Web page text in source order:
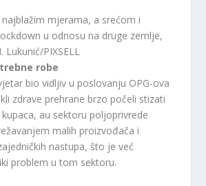
mjerama, a srećom i
u odnosu na druge zemlje,
Lukunić/PIXSELL
robe
bio vidljiv u poslovanju OPG-ova
zdrave prehrane brzo počeli stizati
au sektoru poljoprivrede
malih proizvođača i
nastupa, što je već
problem u tom sektoru.